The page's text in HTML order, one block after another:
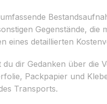
Gegenstände,
eines detaillierten
dir Gedanken über die
Packpapier und
Transports.